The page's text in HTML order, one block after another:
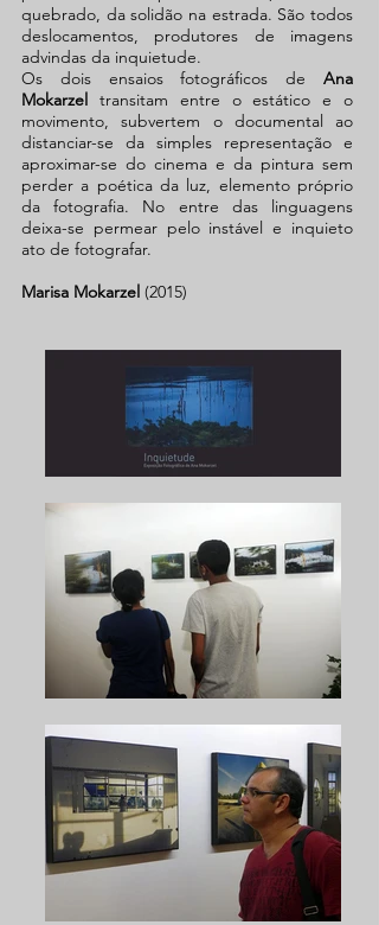
quebrado, da solidão na estrada. São todos
deslocamentos, produtores de imagens
advindas da inquietude.
Os dois ensaios fotográficos de Ana
Mokarzel transitam entre o estático e o
movimento, subvertem o documental ao
distanciar-se da simples representação e
aproximar-se do cinema e da pintura sem
perder a poética da luz, elemento próprio
da fotografia. No entre das linguagens
deixa-se permear pelo instável e inquieto
ato de fotografar.
Marisa Mokarzel (2015)